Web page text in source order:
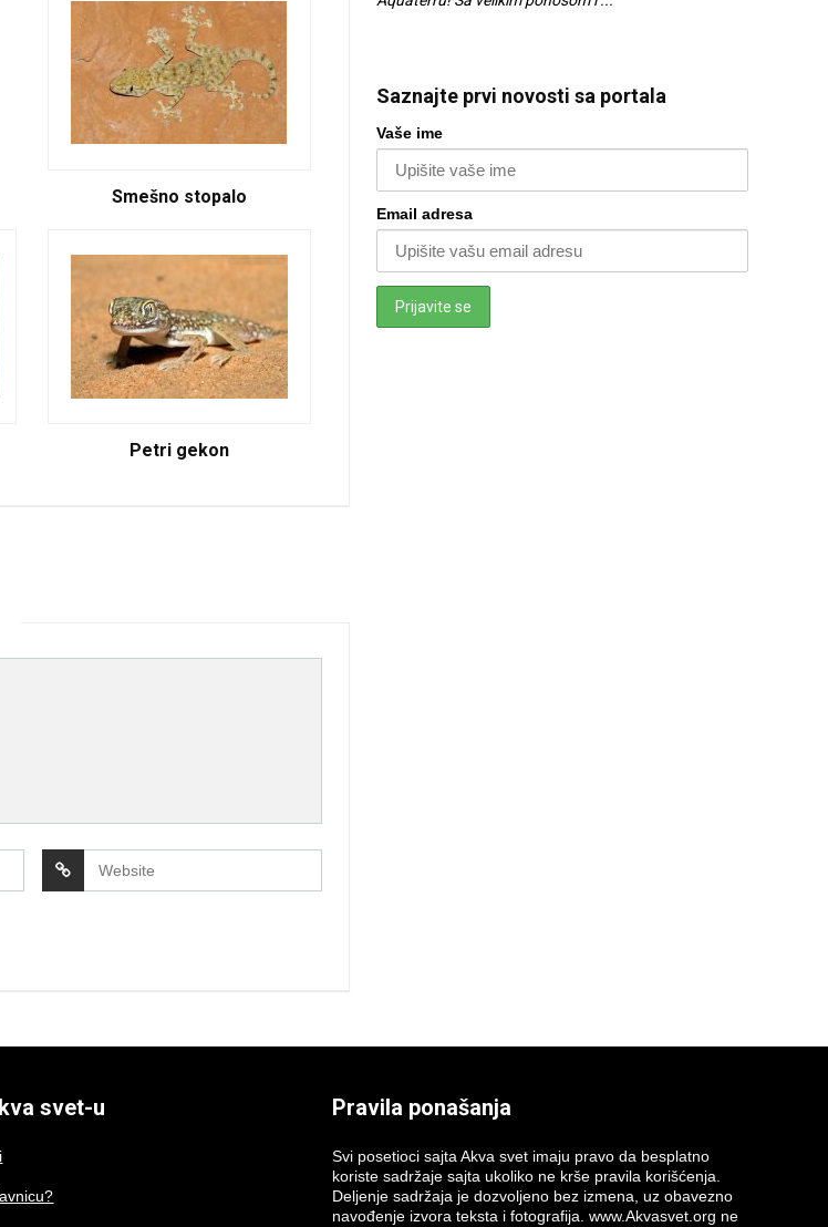
Smešno stopalo
Petri gekon
Saznajte prvi novosti sa portala
Vaše ime
Email adresa
svet-u Pravila ponašanja
Svi posetioci sajta Akva svet imaju pravo da besplatno
koriste sadržaje sajta ukoliko ne krše pravila korišćenja.
Deljenje sadržaja je dozvoljeno bez izmena, uz obavezno
navođenje izvora teksta i fotografija. www.Akvasvet.org ne